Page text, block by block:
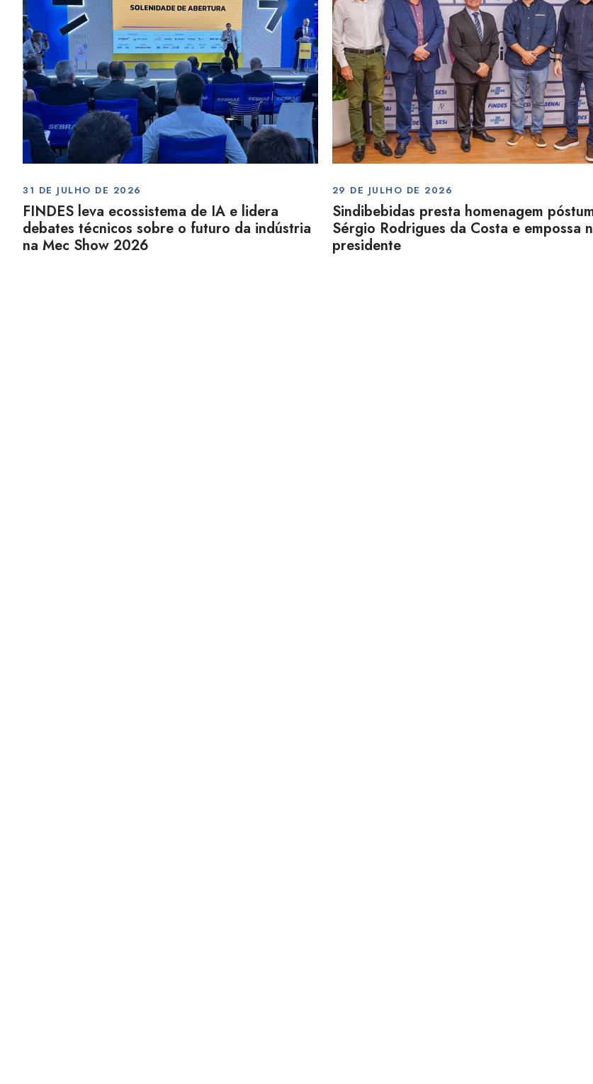
31 DE JULHO DE 2026
FINDES leva ecossistema de IA e lidera
debates técnicos sobre o futuro da indústria
na Mec Show 2026
29 DE JULHO DE 2026
Sindibebidas presta homenagem
Sérgio Rodrigues da Costa e empossa
presidente